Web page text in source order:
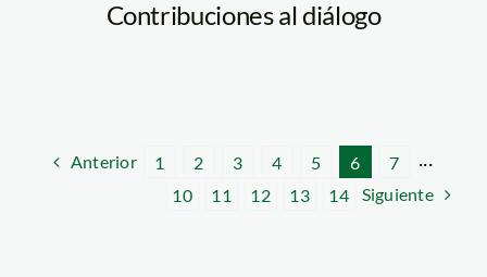
Contribuciones al diálogo
Anterior 1 2 3 4 5 6 7
···
10
11 12 13 14 Siguiente